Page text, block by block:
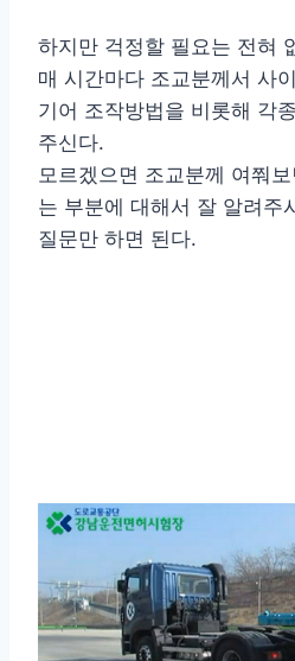
하지만 걱정할 필요는 전혀
매 시간마다 조교분께서 사
기어 조작방법을 비롯해 각
주신다.
모르겠으면 조교분께 여쭤
는 부분에 대해서 잘 알려주
질문만 하면 된다.